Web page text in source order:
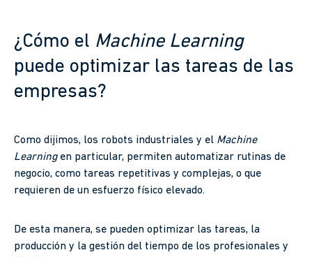
¿Cómo el Machine Learning
puede optimizar las tareas de las
empresas?
Como dijimos, los robots industriales y el Machine
Learningen particular, permiten automatizar rutinas de
negocio, como tareas repetitivas y complejas, o que
requieren de un esfuerzo físico elevado.
De esta manera, se pueden optimizar las tareas, la
producción y la gestión del tiempo de los profesionales y